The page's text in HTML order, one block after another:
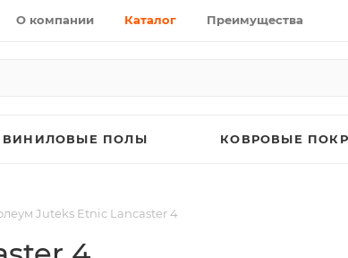
О компании Каталог Преимущества
ВИНИЛОВЫЕ ПОЛЫ КОВРОВЫЕ
Juteks Etnic Lancaster 4